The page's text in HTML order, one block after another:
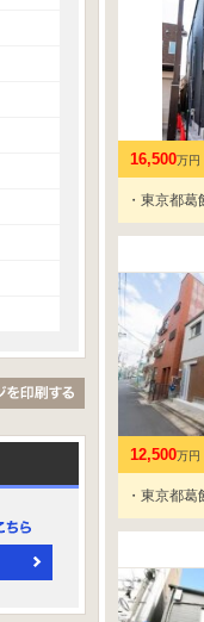
16,500万円
・東京都葛
12,500万円
・東京都葛